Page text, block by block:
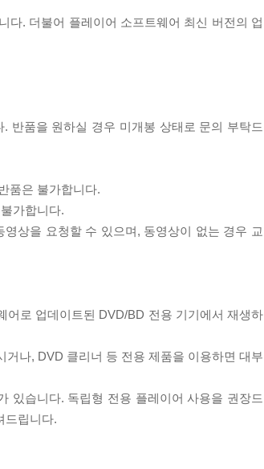
다. 더불어 플레이어 소프트웨어 최신 버전의 업
반품을 원하실 경우 미개봉 상태로 문의 부탁드
품은 불가합니다.
가합니다.
상을 요청할 수 있으며, 동영상이 없는 경우 교
어로 업데이트된 DVD/BD 전용 기기에서 재생하
나, DVD 클리너 등 전용 제품을 이용하면 대부
있습니다. 독립형 전용 플레이어 사용을 권장드
드립니다.